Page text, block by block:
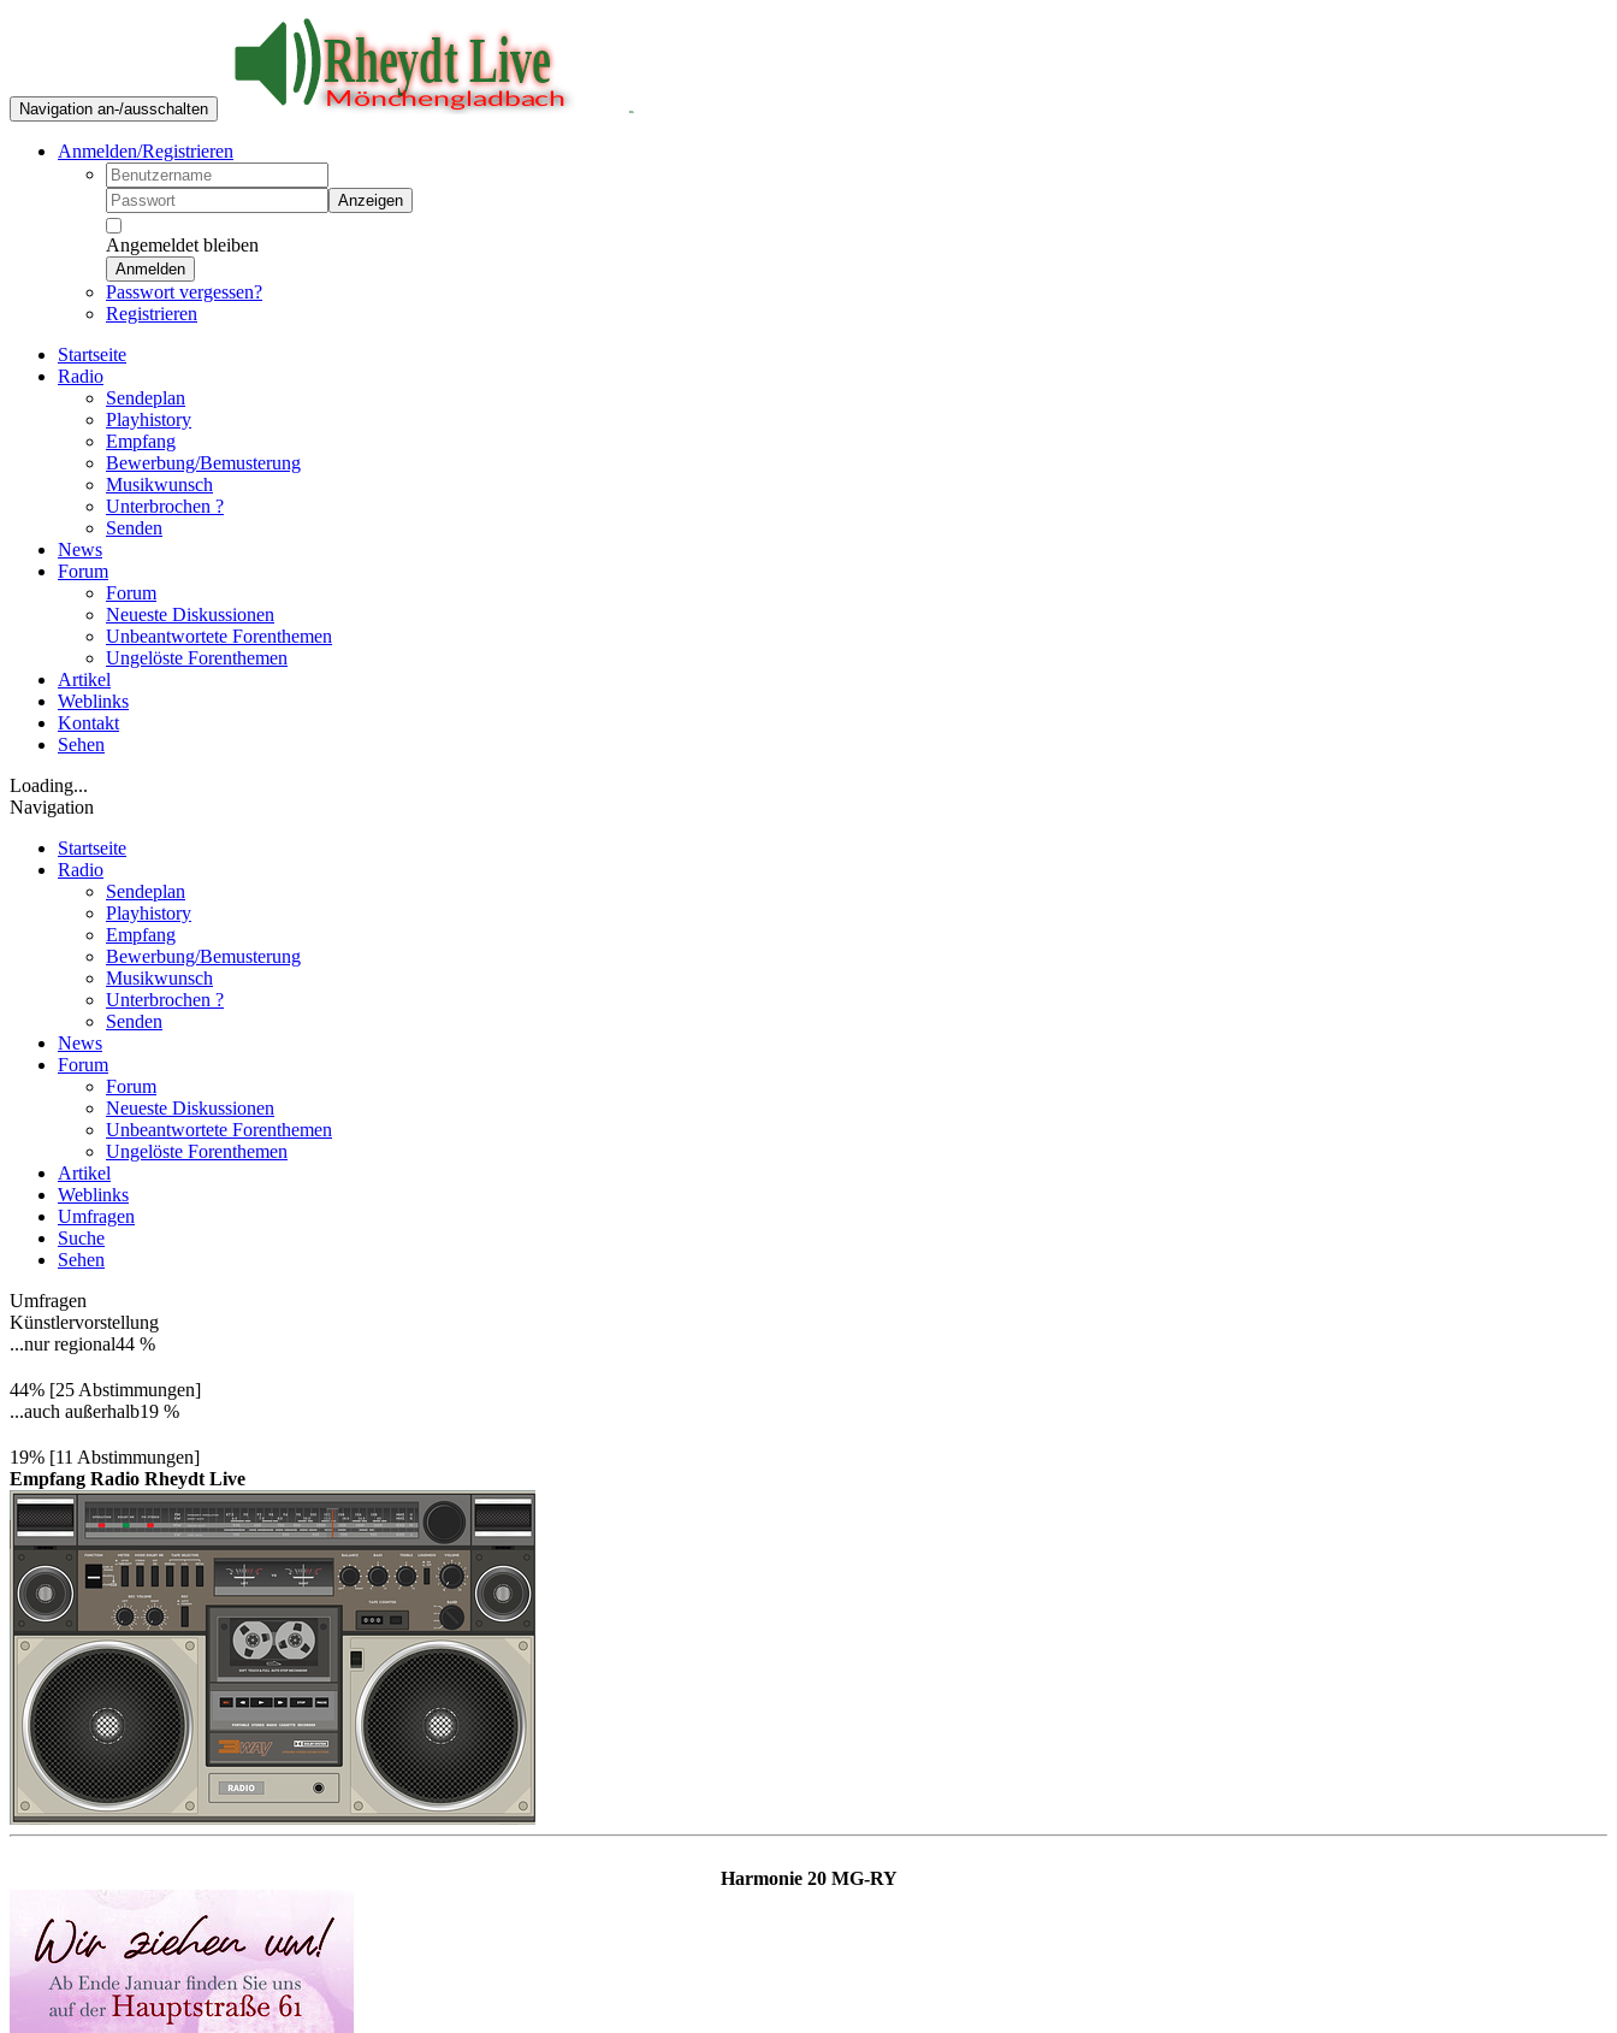
Navigation an-/ausschalten
Anmelden/Registrieren
Anzeigen
Angemeldet bleiben
Anmelden
Passwort vergessen?
Registrieren
Startseite
Radio
Sendeplan
Playhistory
Empfang
Bewerbung/Bemusterung
Musikwunsch
Unterbrochen ?
Senden
News
Forum
Forum
Neueste Diskussionen
Unbeantwortete Forenthemen
Ungelöste Forenthemen
Artikel
Weblinks
Kontakt
Sehen
Loading...
Navigation
Startseite
Radio
Sendeplan
Playhistory
Empfang
Bewerbung/Bemusterung
Musikwunsch
Unterbrochen ?
Senden
News
Forum
Forum
Neueste Diskussionen
Unbeantwortete Forenthemen
Ungelöste Forenthemen
Artikel
Weblinks
Umfragen
Suche
Sehen
Umfragen
Künstlervorstellung
...nur regional44 %
44% [25 Abstimmungen]
...auch außerhalb19 %
19% [11 Abstimmungen]
Empfang Radio Rheydt Live
Harmonie 20 MG-RY